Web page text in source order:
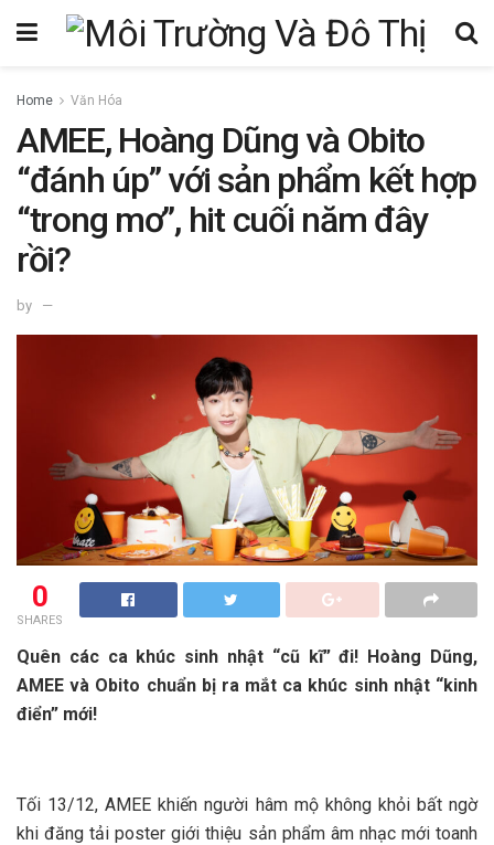
Home Văn Hóa
AMEE, Hoàng Dũng và Obito
“đánh úp” với sản phẩm kết hợp
“trong mơ”, hit cuối năm đây
rồi?
by
0
SHARES
Quên các ca khúc sinh nhật “cũ kĩ” đi! Hoàng Dũng,
AMEE và Obito chuẩn bị ra mắt ca khúc sinh nhật “kinh
điển” mới!
Tối 13/12, AMEE khiến người hâm mộ không khỏi bất ngờ
khi đăng tải poster giới thiệu sản phẩm âm nhạc mới toanh